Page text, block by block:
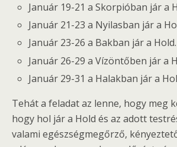
Január 19-21 a Skorpióban jár a
Január 21-23 a Nyilasban jár a
Január 23-26 a Bakban jár a Hold.
Január 26-29 a Vízöntőben jár a
Január 29-31 a Halakban jár a
Tehát a feladat az lenne, hogy meg
hogy hol jár a Hold és az adott
valami egészségmegőrző,